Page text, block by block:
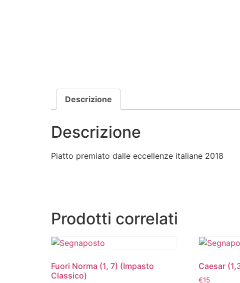
Descrizione
Descrizione
Piatto premiato dalle eccellenze italiane 2018
Prodotti correlati
Fuori Norma (1, 7) (Impasto
Classico)
Caesar
€15